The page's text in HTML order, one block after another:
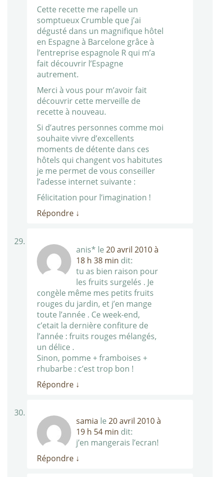
Cette recette me rapelle un
somptueux Crumble que j’ai
dégusté dans un magnifique hôtel
en Espagne à Barcelone grâce à
l’entreprise espagnole R qui m’a
fait découvrir l’Espagne
autrement.
Merci à vous pour m’avoir fait
découvrir cette merveille de
recette à nouveau.
Si d’autres personnes comme moi
souhaite vivre d’excellents
moments de détente dans ces
hôtels qui changent vos habitutes
je me permet de vous conseiller
l’adesse internet suivante :
Félicitation pour l’imagination !
Répondre ↓
anis* le 20 avril 2010 à
18 h 38 min dit:
tu as bien raison pour
les fruits surgelés . Je
congèle même mes petits fruits
rouges du jardin, et j’en mange
toute l’année . Ce week-end,
c’etait la dernière confiture de
l’année : fruits rouges mélangés,
un délice .
Sinon, pomme + framboises +
rhubarbe : c’est trop bon !
Répondre ↓
samia le 20 avril 2010 à
19 h 54 min dit:
j’en mangerais l’ecran!
Répondre ↓